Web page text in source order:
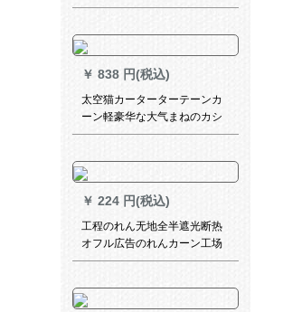
体寝室リングカーンテーダー
テン遮光布布布布オールイン
システムシステムシステム
￥ 838 円(税込)
太空猫カーターターテーンカ
ーン軽豪华な大气まねのカシ
ミヤの绿のツメに合せた遮光
窓ガラス布-3116-扶苏绿1メト
ルトルトルダムディーン価格
￥ 224 円(税込)
工程のれん无地全半遮光断热
オフル広告のれんカーン工场
学校オーダカーンの両面同色